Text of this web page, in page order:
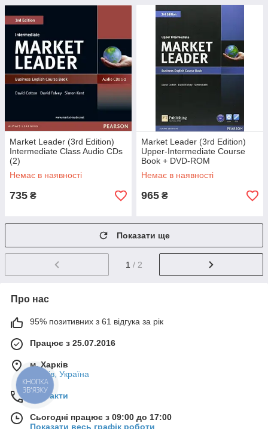
Market Leader (3rd Edition)
Intermediate Class Audio CDs
(2)
Немає в наявності
735 ₴
Market Leader (3rd Edition)
Upper-Intermediate Course
Book + DVD-ROM
Немає в наявності
965 ₴
Показати ще
1 / 2
Про нас
95% позитивних з 61 відгука за рік
Працює з 25.07.2016
м. Харків
Харків, Україна
Контакти
Сьогодні працює з 09:00 до 17:00
Показати весь графік роботи
КНОПКА
ЗВ'ЯЗКУ